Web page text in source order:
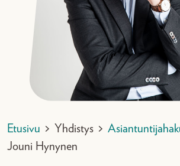
Etusivu > Yhdistys >
Jouni Hynynen